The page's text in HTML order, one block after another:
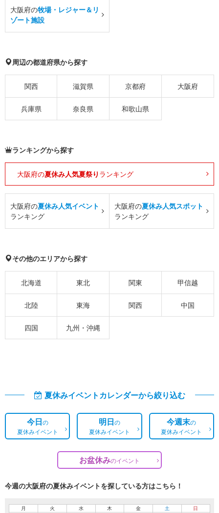
大阪府の牧場・レジャー＆リ
ゾート施設
周辺の都道府県から探す
関西 滋賀県 京都府 大阪府
兵庫県 奈良県 和歌山県
ランキングから探す
大阪府の夏休み人気夏祭り ランキング
大阪府の夏休み人気イベント
ランキング
大阪府の夏休み人気スポット
ランキング
その他のエリアから探す
北海道 東北 関東 甲信越
北陸 東海 関西 中国
四国 九州・沖縄
夏休みイベントカレンダーから絞り込む
今日の
夏休みイベント
明日の
夏休みイベント
今週末の
夏休みイベント
お盆休みのイベント
今週の大阪府の夏休みイベントを探している方はこちら！
月 火 水 木 金 土 日